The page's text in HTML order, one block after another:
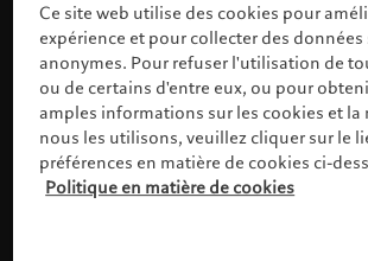
Veuillez confirmer votre profil
Ce site web utilise des cookies pour
expérience et pour collecter des
anonymes. Pour refuser l'utilisation de
ou de certains d'entre eux, ou pour
amples informations sur les cookies et
nous les utilisons, veuillez cliquer sur le
préférences en matière de cookies ci-
Politique en matière de cookies